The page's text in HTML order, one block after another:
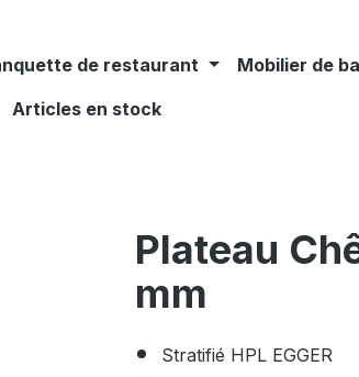
de restaurant Mobilier de
Articles en stock
Plateau
mm
Stratifié HPL EGGER